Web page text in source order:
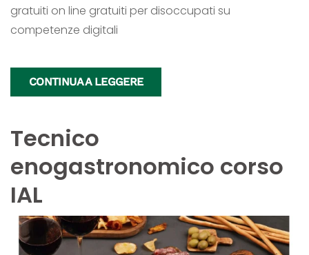
gratuiti on line gratuiti per disoccupati su
competenze digitali
CONTINUA A LEGGERE
Tecnico
enogastronomico corso
IAL